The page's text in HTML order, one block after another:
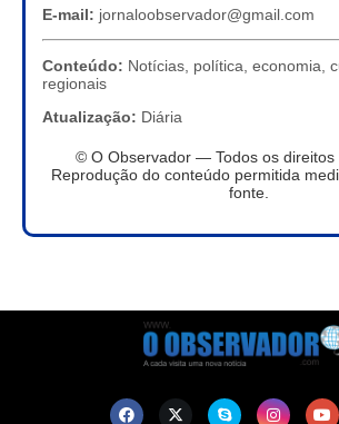
E-mail: jornaloobservador@gmail.com
Conteúdo: Notícias, política, economia,
regionais
Atualização: Diária
© O Observador — Todos os direitos
Reprodução do conteúdo permitida
fonte.